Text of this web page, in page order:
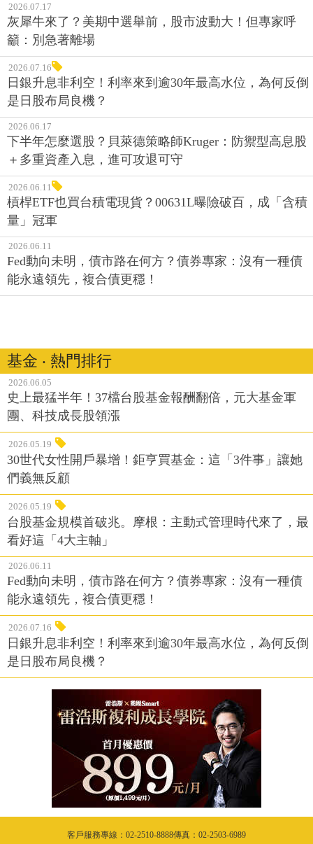
2026.07.17
灰犀牛來了？美期中選舉前，股市波動大！但專家呼
籲：別急著離場
2026.07.16
日銀升息非利空！利率來到逾30年最高水位，為何反倒
是日股布局良機？
2026.06.17
下半年怎麼選股？貝萊德策略師Kruger：防禦型高息股
＋多重資產入息，進可攻退可守
2026.06.11
槓桿ETF也買台積電現貨？00631L曝險破百，成「含積
量」冠軍
2026.06.11
Fed動向未明，債市路在何方？債券專家：沒有一種債
能永遠領先，複合債更穩！
基金 ‧ 熱門排行
2026.06.05
史上最猛半年！37檔台股基金報酬翻倍，元大基金軍
團、科技成長股領漲
2026.05.19
30世代女性開戶暴增！鉅亨買基金：這「3件事」讓她
們義無反顧
2026.05.19
台股基金規模首破兆。摩根：主動式管理時代來了，最
看好這「4大主軸」
2026.06.11
Fed動向未明，債市路在何方？債券專家：沒有一種債
能永遠領先，複合債更穩！
2026.07.16
日銀升息非利空！利率來到逾30年最高水位，為何反倒
是日股布局良機？
客戶服務專線：02-2510-8888傳真：02-2503-6989